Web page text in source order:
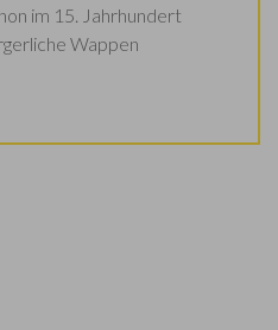
im 15. Jahrhundert
Wappen